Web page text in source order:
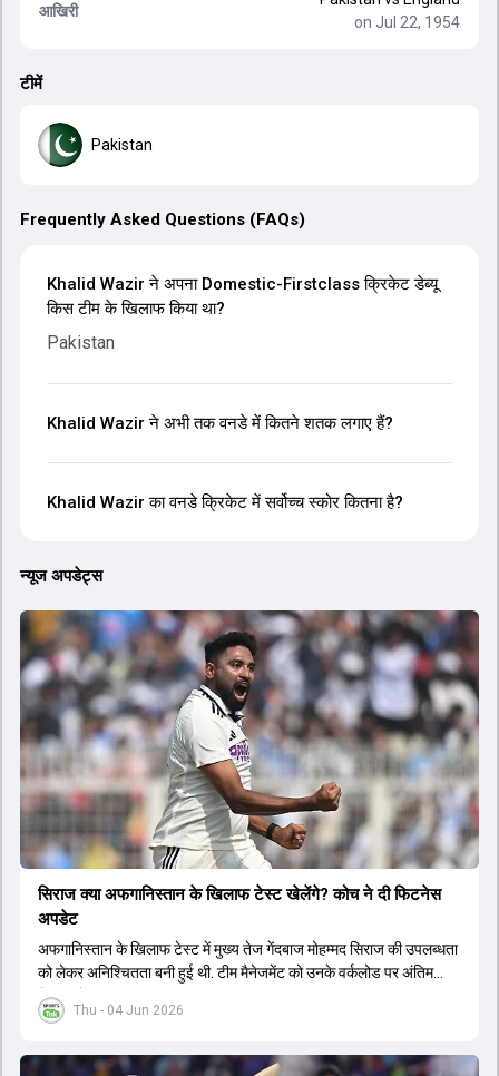
आखिरी
on Jul 22, 1954
टीमें
Pakistan
Frequently Asked Questions (FAQs)
Khalid Wazir ने अपना Domestic-Firstclass क्रिकेट डेब्यू
किस टीम के खिलाफ किया था?
Pakistan
Khalid Wazir ने अभी तक वनडे में कितने शतक लगाए हैं?
Khalid Wazir का वनडे क्रिकेट में सर्वोच्च स्कोर कितना है?
न्यूज अपडेट्स
Thu - 04 Jun 2026
सिराज क्या अफगान‍िस्तान के ख‍िलाफ टेस्ट खेलेंगे? कोच ने दी फिटनेस
अपडेट
अफगान‍िस्तान के ख‍िलाफ टेस्ट में मुख्य तेज गेंदबाज मोहम्मद सिराज की उपलब्धता
को लेकर अनिश्चितता बनी हुई थी. टीम मैनेजमेंट को उनके वर्कलोड पर अंतिम
फैसला लेना था.